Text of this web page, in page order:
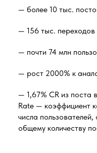
— более 10 тыс.
— 156 тыс. переходов
— почти 74 млн
— рост 2000% к
— 1,67% CR из поста
Rate — коэффициент
числа
общему количеству